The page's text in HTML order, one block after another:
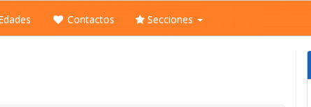
Contactos Secciones